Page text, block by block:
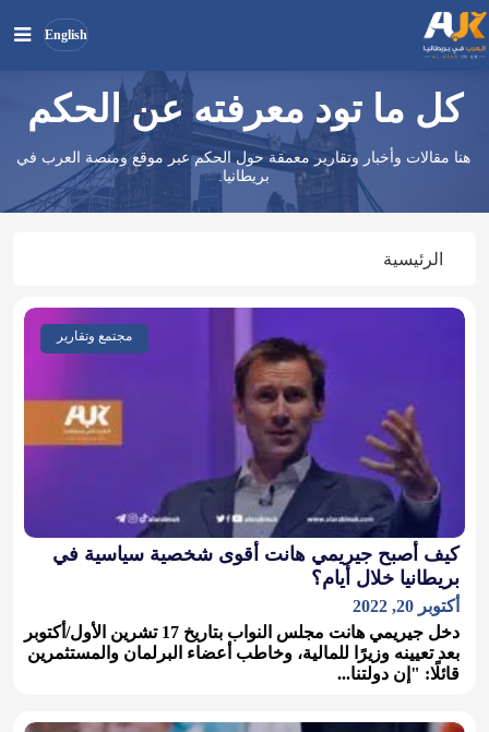
English
ابحث
الموقع
بحث
كل ما تود معرفته عن الحكم
هنا مقالات وأخبار وتقارير معمقة حول الحكم عبر موقع ومنصة العرب في
بريطانيا.
الرئيسية
مجتمع وتقارير
كيف أصبح جيريمي هانت أقوى شخصية سياسية في
بريطانيا خلال أيام؟
أكتوبر 20, 2022
دخل جيريمي هانت مجلس النواب بتاريخ 17 تشرين الأول/أكتوبر
بعد تعيينه وزيرًا للمالية، وخاطب أعضاء البرلمان والمستثمرين
قائلًا: "إن دولتنا...